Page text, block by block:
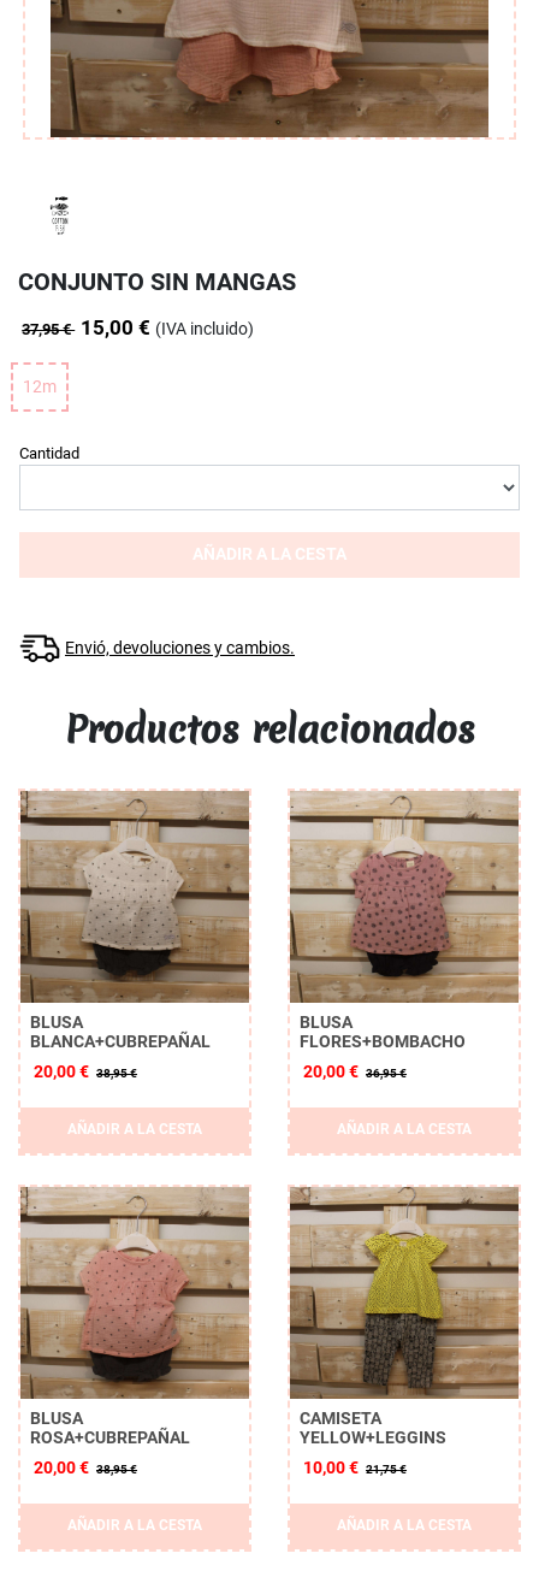
CONJUNTO SIN MANGAS
37,95 € 15,00 € (IVA incluido)
12m
Cantidad
AÑADIR A LA CESTA
Envió, devoluciones y cambios.
Productos relacionados
BLUSA
BLANCA+CUBREPAÑAL
20,00 € 38,95 €
AÑADIR A LA CESTA
BLUSA
FLORES+BOMBACHO
20,00 € 36,95 €
AÑADIR A LA CESTA
BLUSA
ROSA+CUBREPAÑAL
20,00 € 38,95 €
AÑADIR A LA CESTA
CAMISETA
YELLOW+LEGGINS
10,00 € 21,75 €
AÑADIR A LA CESTA